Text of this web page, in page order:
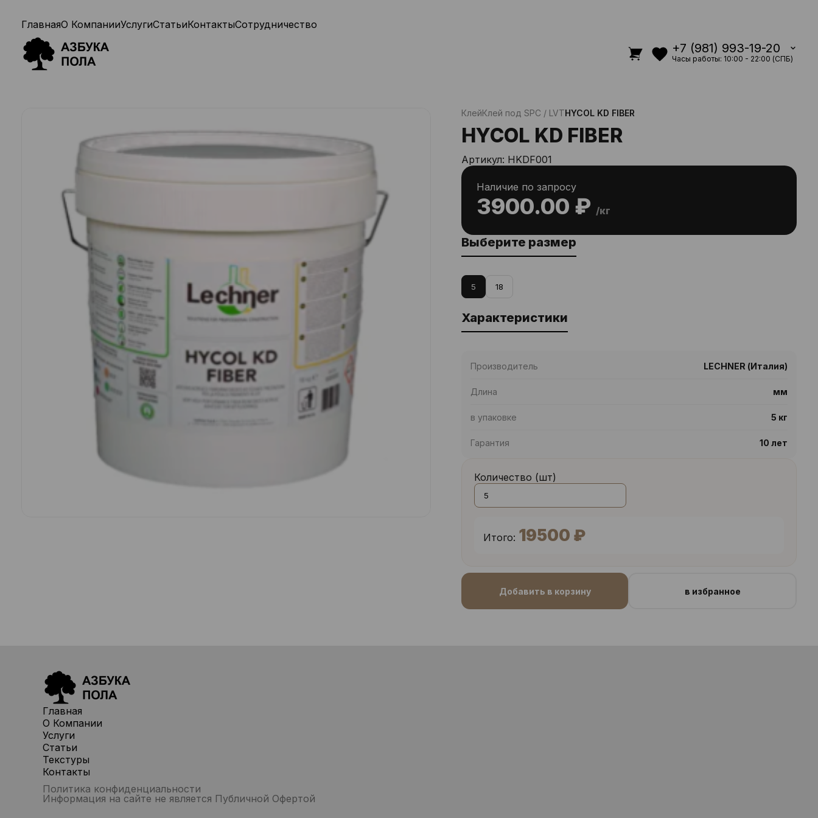
+7 (981) 993-19-20
Часы работы: 10:00 - 22:00 (СПБ)
ГлавнаяО КомпанииУслугиСтатьиКонтактыСотрудничество
КлейКлей под SPC / LVTHYCOL KD FIBER
HYCOL KD FIBER
Артикул: HKDF001
3900.00 ₽ /кг
Наличие по запросу
Выберите размер
5 18
Характеристики
Производитель LECHNER (Италия)
Длина мм
в упаковке 5 кг
Гарантия 10 лет
Количество (шт)
Итого: 19500 ₽
Добавить в корзину в избранное
Главная
О Компании
Услуги
Статьи
Текстуры
Контакты
Политика конфиденциальности
Информация на сайте не является Публичной Офертой